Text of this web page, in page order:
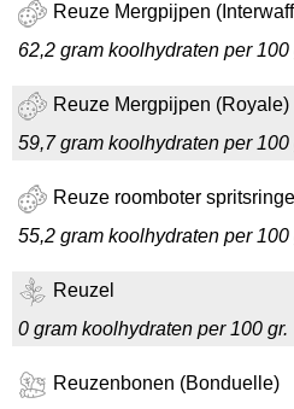
Reuze Mergpijpen
62,2 gram koolhydraten per 100
Reuze Mergpijpen (Royale)
59,7 gram koolhydraten per 100
Reuze roomboter
55,2 gram koolhydraten per 100
Reuzel
0 gram koolhydraten per 100 gr.
Reuzenbonen (Bonduelle)